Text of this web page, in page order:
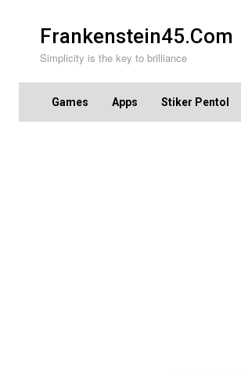
content
Frankenstein45.Com
Simplicity is the key to brilliance
Games Apps Stiker Pentol